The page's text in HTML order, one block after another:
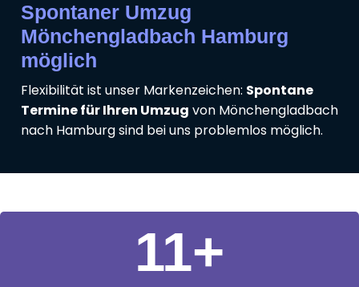
Spontaner Umzug
Mönchengladbach Hamburg
möglich
Flexibilität ist unser Markenzeichen: Spontane
Termine für Ihren Umzug von Mönchengladbach
nach Hamburg sind bei uns problemlos möglich.
11+